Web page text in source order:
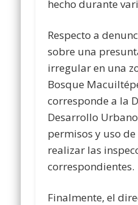
hecho durante
Respecto a
sobre una
irregular en una
Bosque
corresponde a la
Desarrollo
permisos y uso
realizar las
correspondientes.
Finalmente, el